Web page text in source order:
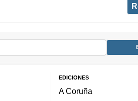
EDICIONES
A Coruña